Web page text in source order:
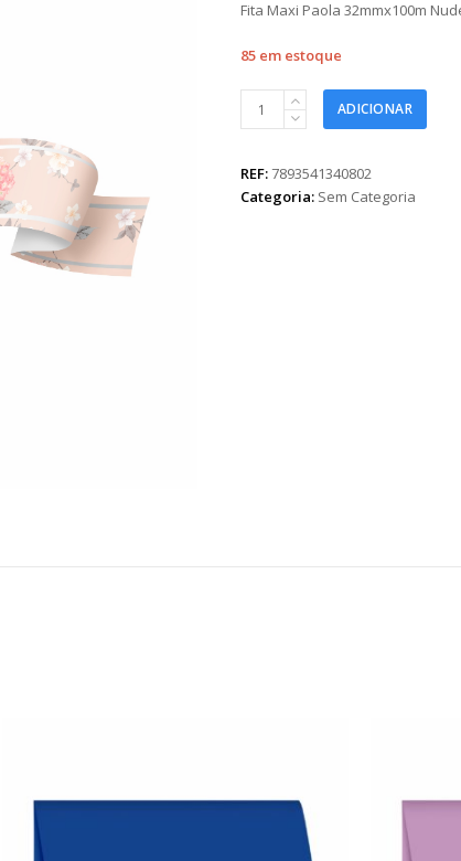
Fita Maxi Paola 32mmx100m
85 em estoque
32mmx100m
Nude
ADICIONAR
REF:7893541340802
Categoria: Sem Categoria